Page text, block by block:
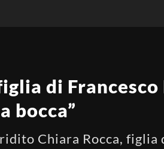
di
bocca”
Chiara Rocca,